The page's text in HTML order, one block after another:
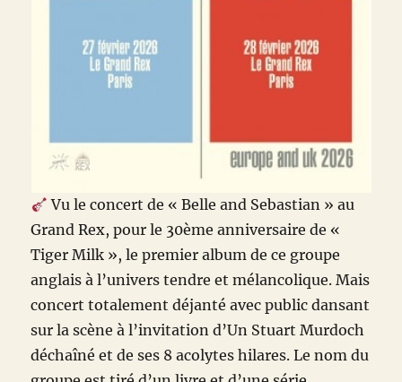
Vu le concert de « Belle and Sebastian » au
Grand Rex, pour le 30ème anniversaire de «
Tiger Milk », le premier album de ce groupe
anglais à l’univers tendre et mélancolique. Mais
concert totalement déjanté avec public dansant
sur la scène à l’invitation d’Un Stuart Murdoch
déchaîné et de ses 8 acolytes hilares. Le nom du